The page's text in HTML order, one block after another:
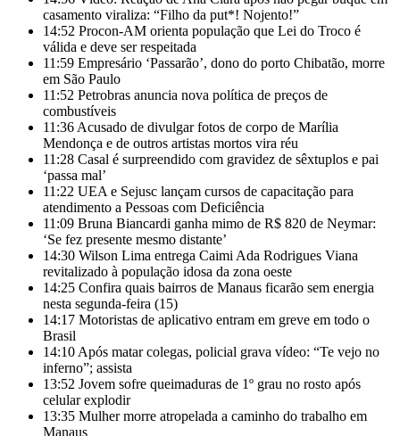
casamento viraliza: “Filho da put*! Nojento!”
14:52 Procon-AM orienta população que Lei do Troco é
válida e deve ser respeitada
11:59 Empresário ‘Passarão’, dono do porto Chibatão, morre
em São Paulo
11:52 Petrobras anuncia nova política de preços de
combustíveis
11:36 Acusado de divulgar fotos de corpo de Marília
Mendonça e de outros artistas mortos vira réu
11:28 Casal é surpreendido com gravidez de sêxtuplos e pai
‘passa mal’
11:22 UEA e Sejusc lançam cursos de capacitação para
atendimento a Pessoas com Deficiência
11:09 Bruna Biancardi ganha mimo de R$ 820 de Neymar:
‘Se fez presente mesmo distante’
14:30 Wilson Lima entrega Caimi Ada Rodrigues Viana
revitalizado à população idosa da zona oeste
14:25 Confira quais bairros de Manaus ficarão sem energia
nesta segunda-feira (15)
14:17 Motoristas de aplicativo entram em greve em todo o
Brasil
14:10 Após matar colegas, policial grava vídeo: “Te vejo no
inferno”; assista
13:52 Jovem sofre queimaduras de 1º grau no rosto após
celular explodir
13:35 Mulher morre atropelada a caminho do trabalho em
Manaus